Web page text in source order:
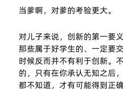
当爹啊，对爹的考验更大。
对儿子来说，创新的第一要
那些属于好学生的、一定要
时候反而并不有利于创新。
的，只有在你承认无知之后
都不知道，才有可能得到正